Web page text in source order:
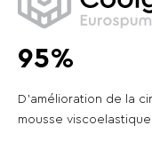
95%
D'amélioration de la
mousse